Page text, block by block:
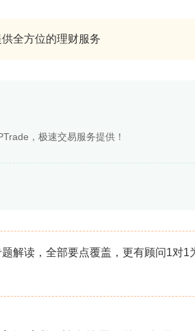
全方位的理财服务
，极速交易服务提供！
解读，全部要点覆盖，更有顾问1对1